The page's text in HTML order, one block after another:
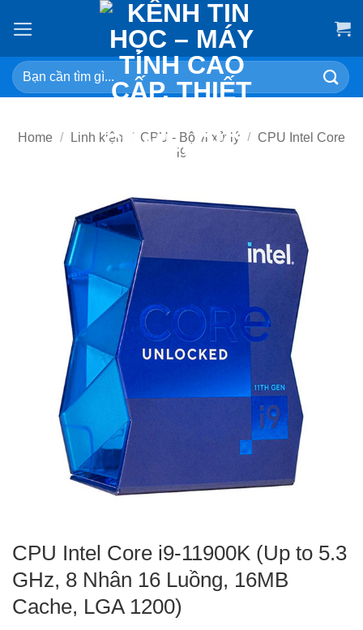
Search
for:
Home / Linh kiện / CPU - Bộ vi xử lý / CPU Intel Core
i9
CPU Intel Core i9-11900K (Up to 5.3
GHz, 8 Nhân 16 Luồng, 16MB
Cache, LGA 1200)